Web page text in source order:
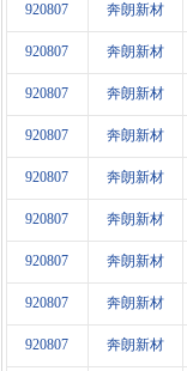
920807 奔朗新材
920807 奔朗新材
920807 奔朗新材
920807 奔朗新材
920807 奔朗新材
920807 奔朗新材
920807 奔朗新材
920807 奔朗新材
920807 奔朗新材